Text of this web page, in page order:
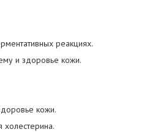
реакциях.
и здоровье кожи.
кожи.
холестерина.